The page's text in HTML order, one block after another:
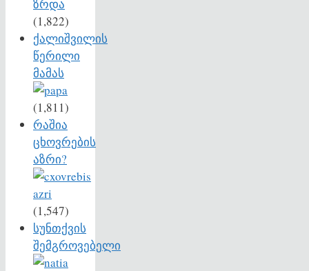
(1,822)
ქალიშვილის
წერილი
მამას
(1,811)
რაშია
ცხოვრების
აზრი?
(1,547)
სუნთქვის
შემგროვებელი